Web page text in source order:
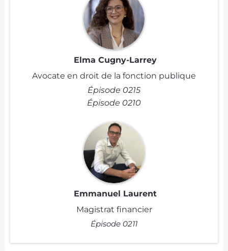
Elma Cugny-Larrey
Avocate en droit de la fonction publique
Épisode 0215
Épisode 0210
Emmanuel Laurent
Magistrat financier
Épisode 0211